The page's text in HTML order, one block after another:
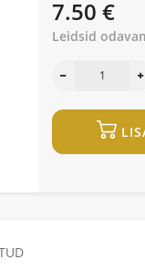
7.50 €
Leidsid